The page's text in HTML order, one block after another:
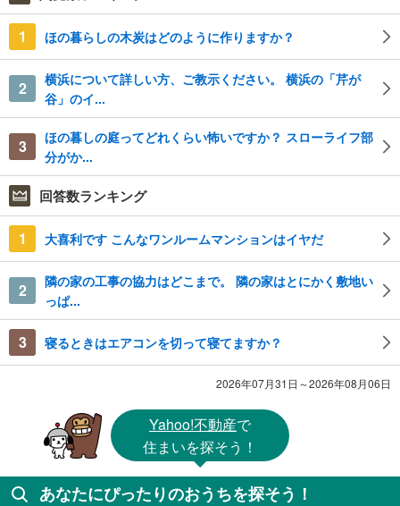
1 ほの暮らしの木炭はどのように作りますか？
2
横浜について詳しい方、ご教示ください。 横浜の「芹が
谷」のイ...
3
ほの暮しの庭ってどれくらい怖いですか？ スローライフ部
分がか...
回答数ランキング
1 大喜利です こんなワンルームマンションはイヤだ
2
隣の家の工事の協力はどこまで。 隣の家はとにかく敷地い
っぱ...
3 寝るときはエアコンを切って寝てますか？
2026年07月31日～2026年08月06日
Yahoo!不動産で
住まいを探そう！
あなたにぴったりのおうちを探そう！